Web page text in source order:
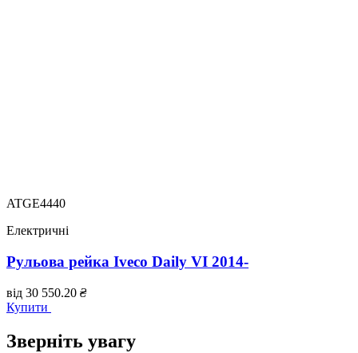
ATGE4440
Електричні
Рульова рейка Iveco Daily VI 2014-
від 30 550.20 ₴
Купити
Зверніть увагу